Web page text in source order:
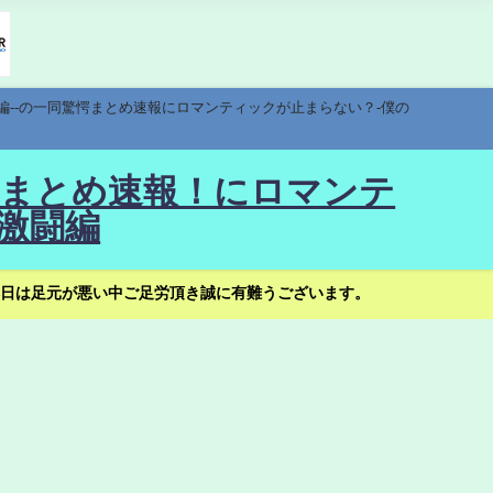
の一同驚愕まとめ速報にロマンティックが止まらない？-僕の
とめ速報！にロマンテ
闘編
足元が悪い中ご足労頂き誠に有難うございます。